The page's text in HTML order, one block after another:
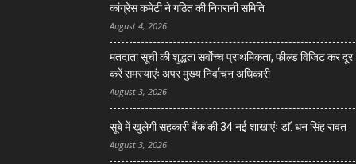
कांग्रेस कमेटी ने गठित की निगरानी समिति
August 4, 2026
मतदाता सूची की शुद्धता सर्वाेच्च प्राथमिकता, फील्ड विजिट कर दूर
करें समस्याएंः अपर मुख्य निर्वाचन अधिकारी
August 3, 2026
सूबे में खुलेगी सहकारी बैंक की 34 नई शाखाएंः डाॅ. धन सिंह रावत
August 3, 2026